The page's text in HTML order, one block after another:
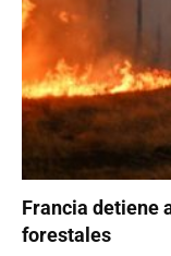
Francia detiene
forestales